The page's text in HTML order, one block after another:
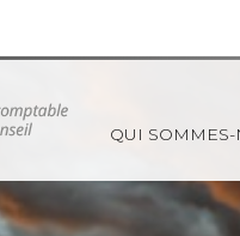
Principal
QUI SOMMES-